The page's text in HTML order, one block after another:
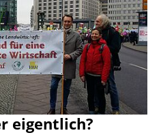
eigentlich?